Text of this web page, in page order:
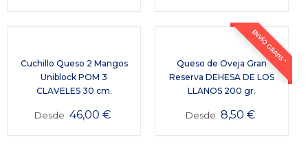
Cuchillo Queso 2 Mangos
Uniblock POM 3
CLAVELES 30 cm.
Desde 46,00€
ENVÍO GRATIS *
Queso de Oveja Gran
Reserva DEHESA DE LOS
LLANOS 200 gr.
Desde 8,50€